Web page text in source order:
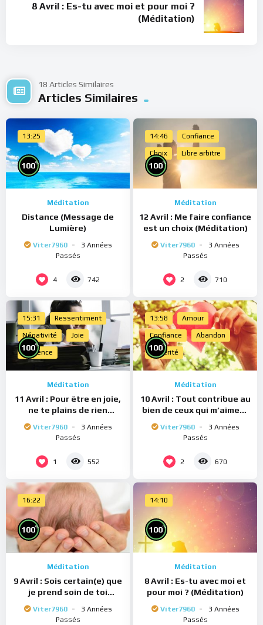
8 Avril : Es-tu avec moi et pour moi ?
(Méditation)
18 Articles Similaires
Articles Similaires
13:25
100%
Méditation
Distance (Message de
Lumière)
Viter7960
3 Années
Passés
4 742
14:46 Confiance
Choix Libre arbitre
100%
Méditation
12 Avril : Me faire confiance
est un choix (Méditation)
Viter7960
3 Années
Passés
2 710
15:31 Ressentiment
Négativité Joie
Présence
100%
Méditation
11 Avril : Pour être en joie,
ne te plains de rien
Viter7960
3 Années
Passés
1 552
13:58 Amour
Confiance Abandon
Sincérité
100%
Méditation
10 Avril : Tout contribue au
bien de ceux qui m’aiment
Viter7960
3 Années
Passés
2 670
16:22
100%
Méditation
9 Avril : Sois certain(e) que
je prend soin de toi
Viter7960
3 Années
Passés
14:10
100%
Méditation
8 Avril : Es-tu avec moi et
pour moi ? (Méditation)
Viter7960
3 Années
Passés